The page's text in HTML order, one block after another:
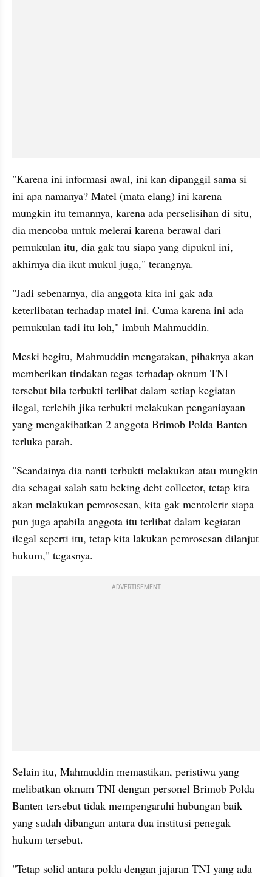
"Karena ini informasi awal, ini kan dipanggil sama si
ini apa namanya? Matel (mata elang) ini karena
mungkin itu temannya, karena ada perselisihan di situ,
dia mencoba untuk melerai karena berawal dari
pemukulan itu, dia gak tau siapa yang dipukul ini,
akhirnya dia ikut mukul juga," terangnya.
"Jadi sebenarnya, dia anggota kita ini gak ada
keterlibatan terhadap matel ini. Cuma karena ini ada
pemukulan tadi itu loh," imbuh Mahmuddin.
Meski begitu, Mahmuddin mengatakan, pihaknya akan
memberikan tindakan tegas terhadap oknum TNI
tersebut bila terbukti terlibat dalam setiap kegiatan
ilegal, terlebih jika terbukti melakukan penganiayaan
yang mengakibatkan 2 anggota Brimob Polda Banten
terluka parah.
"Seandainya dia nanti terbukti melakukan atau mungkin
dia sebagai salah satu beking debt collector, tetap kita
akan melakukan pemrosesan, kita gak mentolerir siapa
pun juga apabila anggota itu terlibat dalam kegiatan
ilegal seperti itu, tetap kita lakukan pemrosesan dilanjut
hukum," tegasnya.
ADVERTISEMENT
Selain itu, Mahmuddin memastikan, peristiwa yang
melibatkan oknum TNI dengan personel Brimob Polda
Banten tersebut tidak mempengaruhi hubungan baik
yang sudah dibangun antara dua institusi penegak
hukum tersebut.
"Tetap solid antara polda dengan jajaran TNI yang ada